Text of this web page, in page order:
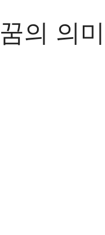
의 의